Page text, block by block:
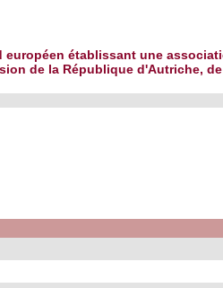
établissant une
de la République d'Autriche,